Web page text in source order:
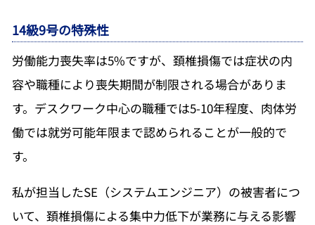
14級9号の特殊性
労働能力喪失率は5%ですが、頚椎損傷では症状の内
容や職種により喪失期間が制限される場合がありま
す。デスクワーク中心の職種では5-10年程度、肉体労
働では就労可能年限まで認められることが一般的で
す。
私が担当したSE（システムエンジニア）の被害者につ
いて、頚椎損傷による集中力低下が業務に与える影響